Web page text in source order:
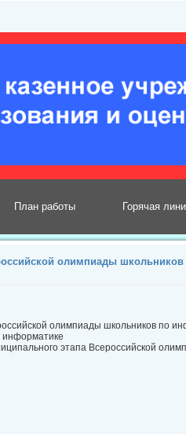
План работы Горячая
олимпиады
олимпиады школьников по
этапа Всероссийской